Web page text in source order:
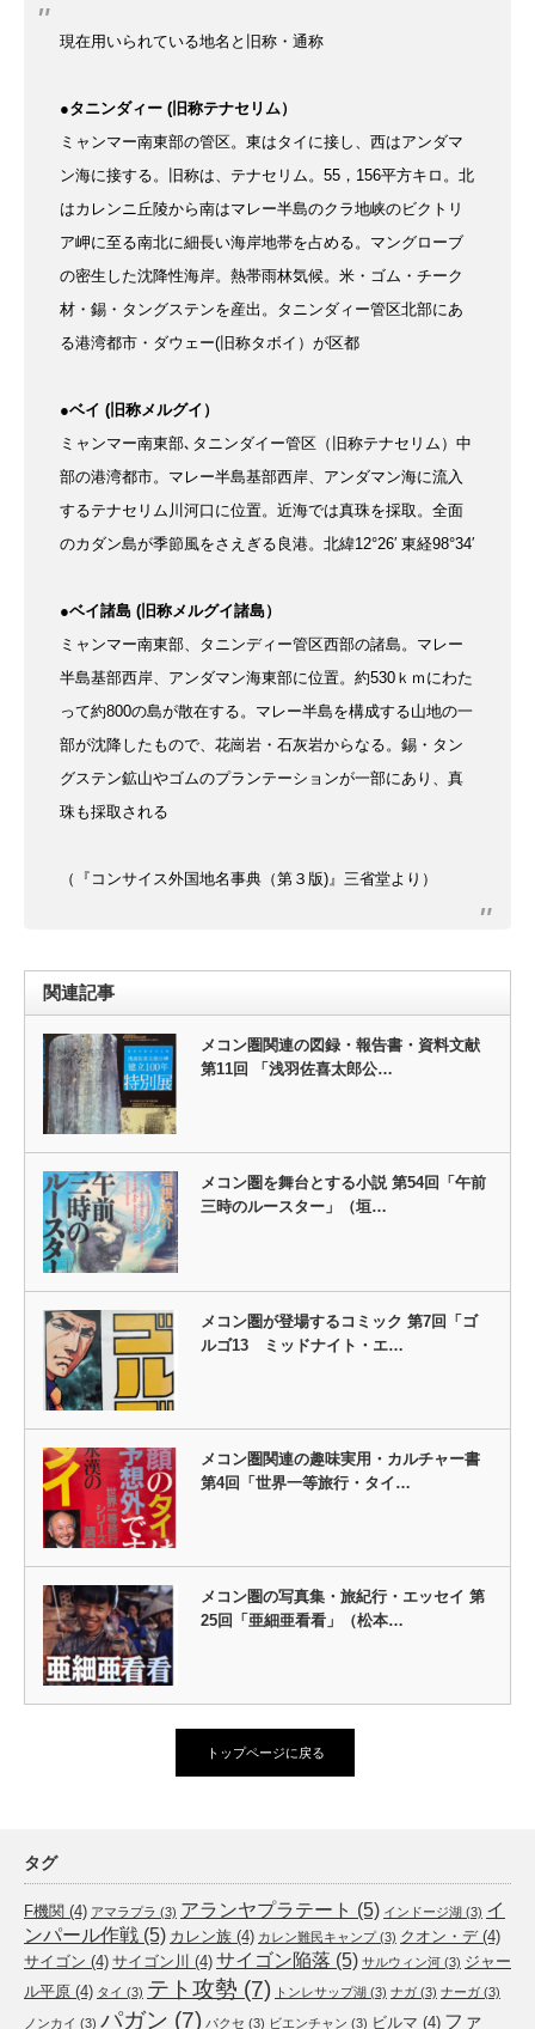
現在用いられている地名と旧称・通称
●タニンダィー (旧称テナセリム）
ミャンマー南東部の管区。 東はタイに接し、西はアンダマ
ン海に接する。
旧称は、テナセリム。55 ，156平方キロ。 北
はカレンニ丘陵から南はマレー半島のクラ地峡のビクトリ
ア岬に至る南北に細長い海岸地帯を占める。 マングローブ
の密生した沈降性海岸。熱帯雨林気候。 米・ゴム・チーク
材・錫・タングステンを産出。 タニンダィー管区北部にあ
る港湾都市・ダウェー(旧称タボイ）が区都
●ベイ (旧称メルグイ）
ミャンマー南東部､タニンダイー管区（旧称テナセリム）中
部の港湾都市。 マレー半島基部西岸、アンダマン海に流入
するテナセリム川河口に位置。近海では真珠を採取。全面
のカダン島が季節風をさえぎる良港。 北緯12°26′ 東経98°34′
●ベイ諸島 (旧称メルグイ諸島）
ミャンマー南東部、タニンディー管区西部の諸島。 マレー
半島基部西岸、アンダマン海東部に位置。 約530ｋｍにわた
って約800の島が散在する。 マレー半島を構成する山地の一
部が沈降したもので、花崗岩・石灰岩からなる。錫・タン
グステン鉱山やゴムのプランテーションが一部にあり、真
珠も採取される
（『コンサイス外国地名事典（第３版)』三省堂より）
関連記事
メコン圏関連の図録・報告書・資料文献
第11回 「浅羽佐喜太郎公…
メコン圏を舞台とする小説 第54回「午前
三時のルースター」（垣…
メコン圏が登場するコミック 第7回「ゴ
ルゴ13 ミッドナイト・エ…
メコン圏関連の趣味実用・カルチャー書
第4回「世界一等旅行・タイ…
メコン圏の写真集・旅紀行・エッセイ 第
25回「亜細亜看看」（松本…
トップページに戻る
タグ
F機関 (4) アマラプラ (3) アランヤプラテート (5) インドージ湖 (3) イ
ンパール作戦 (5) カレン族 (4) カレン難民キャンプ (3) クオン・デ(4)
サイゴン (4) サイゴン川 (4) サイゴン陥落 (5) サルウィン河 (3) ジャー
ル平原 (4) タイ (3) テト攻勢 (7) トンレサップ湖 (3) ナガ (3) ナーガ (3)
ノンカイ (3) パガン (7) パクセ (3) ビエンチャン (3) ビルマ (4) ファ